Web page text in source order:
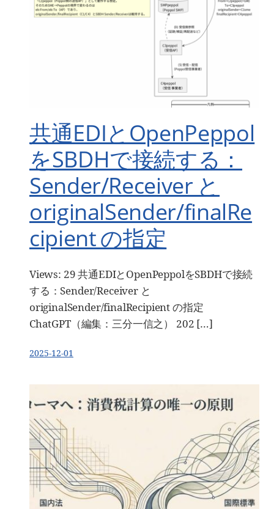
共通EDIとOpenPeppol
をSBDHで接続する：
Sender/Receiver と
originalSender/finalRe
cipient の指定
Views: 29 共通EDIとOpenPeppolをSBDHで接続
する：Sender/Receiver と
originalSender/finalRecipient の指定
ChatGPT（編集：三分一信之） 202 […]
2025-12-01